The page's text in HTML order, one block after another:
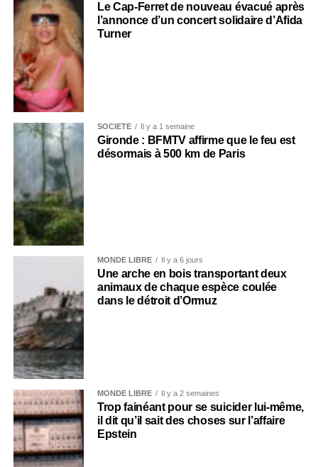
Le Cap-Ferret de nouveau évacué après
l’annonce d’un concert solidaire d’Afida
Turner
SOCIÉTÉ Il y a 1 semaine
Gironde : BFMTV affirme que le feu est
désormais à 500 km de Paris
MONDE LIBRE Il y a 6 jours
Une arche en bois transportant deux
animaux de chaque espèce coulée
dans le détroit d’Ormuz
MONDE LIBRE Il y a 2 semaines
Trop fainéant pour se suicider lui-même,
il dit qu’il sait des choses sur l’affaire
Epstein